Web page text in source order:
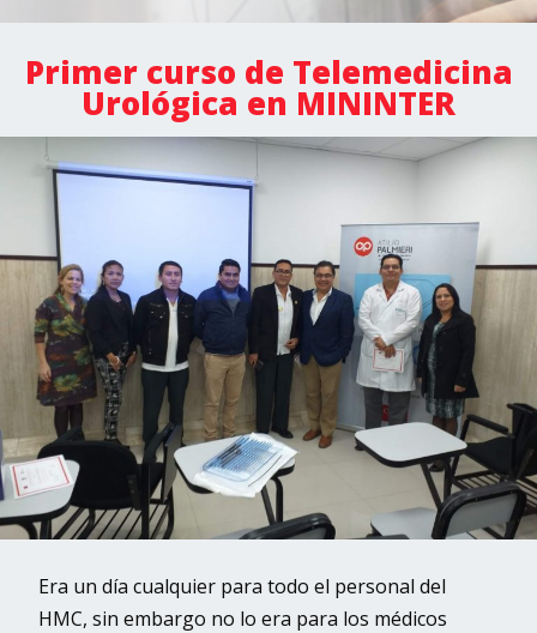
Primer curso de Telemedicina
Urológica en MININTER
Era un día cualquier para todo el personal del
HMC, sin embargo no lo era para los médicos